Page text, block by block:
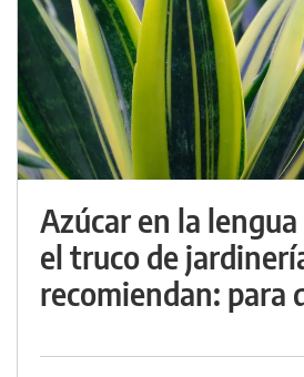
Azúcar en la
el truco de
recomiendan: para